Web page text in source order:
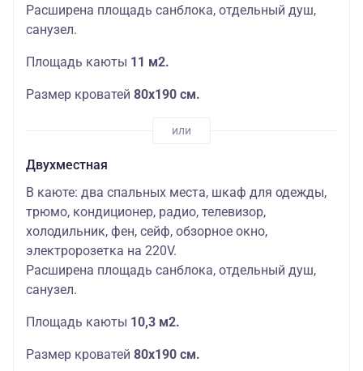
Расширена площадь санблока, отдельный душ,
санузел.
Площадь каюты 11 м2.
Размер кроватей 80х190 см.
Двухместная
В каюте: два спальных места, шкаф для одежды,
трюмо, кондиционер, радио, телевизор,
холодильник, фен, сейф, обзорное окно,
электророзетка на 220V.
Расширена площадь санблока, отдельный душ,
санузел.
Площадь каюты 10,3 м2.
Размер кроватей 80х190 см.